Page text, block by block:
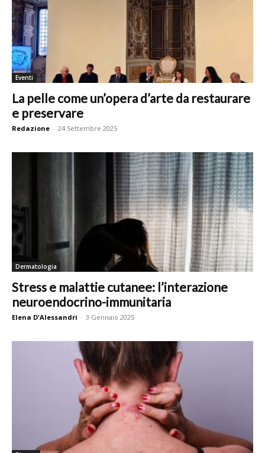
Eventi
La pelle come un’opera d’arte da restaurare
e preservare
Redazione - 24 Settembre 2025
Dermatologia
Stress e malattie cutanee: l’interazione
neuroendocrino-immunitaria
Elena D'Alessandri - 3 Gennaio 2025